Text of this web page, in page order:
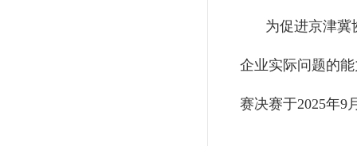
为促进京津冀
企业实际问题的
赛决赛于2025年9